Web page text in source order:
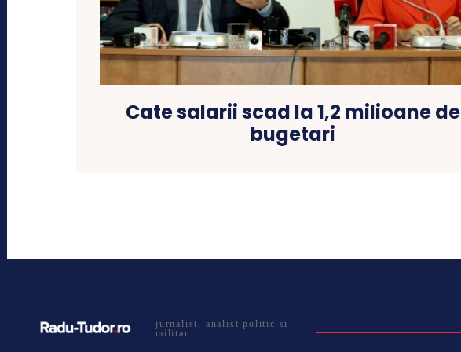
Cate salarii scad la 1,2 milioane de
bugetari
jurnalist, analist politic si
militar